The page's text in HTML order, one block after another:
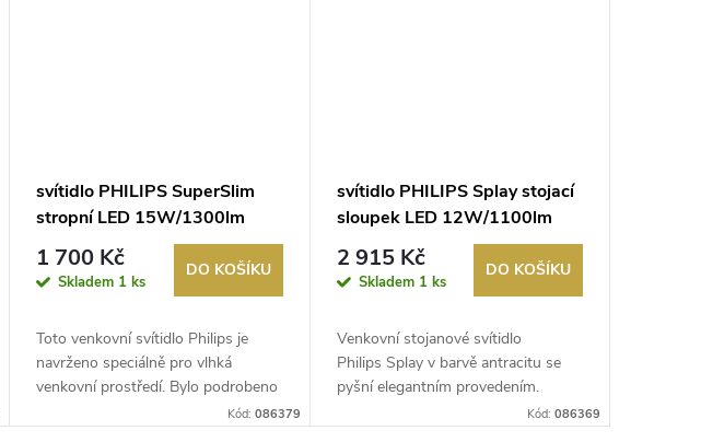
svítidlo PHILIPS SuperSlim
stropní LED 15W/1300lm
2700K IP54 SceneSwitch bílá
1 700 Kč
Skladem 1 ks
DO KOŠÍKU
Toto venkovní svítidlo Philips je
navrženo speciálně pro vlhká
venkovní prostředí. Bylo podrobeno
Kód: 086379
svítidlo PHILIPS Splay stojací
sloupek LED 12W/1100lm
2700K IP44 antracit
2 915 Kč
Skladem 1 ks
DO KOŠÍKU
Venkovní stojanové svítidlo
Philips Splay v barvě antracitu se
pyšní elegantním provedením.
Kód: 086369